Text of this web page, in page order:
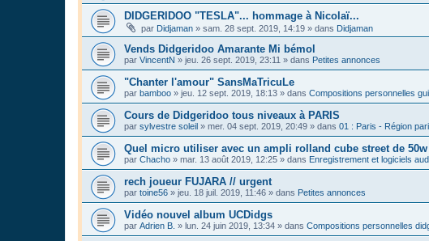
DIDGERIDOO "TESLA"... hommage à Nicolaï...
par Didjaman » sam. 28 sept. 2019, 14:19 » dans Didjaman
Vends Didgeridoo Amarante Mi bémol
par VincentN » jeu. 26 sept. 2019, 23:11 » dans Petites annonces
"Chanter l'amour" SansMaTricuLe
par bamboo » jeu. 12 sept. 2019, 18:13 » dans Compositions personnelles
Cours de Didgeridoo tous niveaux à PARIS
par sylvestre soleil » mer. 04 sept. 2019, 20:49 » dans 01 : Paris - Région
Quel micro utiliser avec un ampli rolland cube street de 50w
par Chacho » mar. 13 août 2019, 12:25 » dans Enregistrement et logiciels
rech joueur FUJARA // urgent
par toine56 » jeu. 18 juil. 2019, 11:46 » dans Petites annonces
Vidéo nouvel album UCDidgs
par Adrien B. » lun. 24 juin 2019, 13:34 » dans Compositions personnelles